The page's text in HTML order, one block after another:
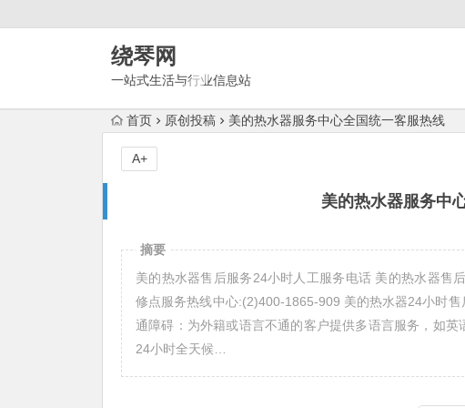
绕琴网
一站式生活与行业信息站
首页 原创投稿 美的热水器服务中心全国统一客服热线
美的热水器服务中
A+
摘要
美的热水器售后服务24小时人工服务电话 美的热水器售
修点服务热线中心:(2)400-1865-909 美的热水器24小时
通障碍：为外籍或语言不通的客户提供多语言服务，如
24小时全天候…